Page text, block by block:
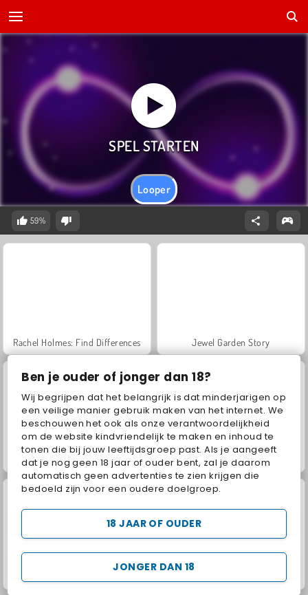
Ben je ouder of jonger dan 18?
Wij begrijpen dat het belangrijk is dat minderjarigen op
een veilige manier gebruik maken van het internet. We
beschouwen het ook als onze verantwoordelijkheid
om de website kindvriendelijk te maken en inhoud te
tonen die bij jouw leeftijdsgroep past. Als je aangeeft
dat je nog geen 18 jaar of ouder bent, zal je daarom
automatisch geen advertenties te zien krijgen die
bedoeld zijn voor een oudere doelgroep.
JONGER DAN 18
18 JAAR OF OUDER
Looper
59%
Rachel Holmes: Find Differences Jewel Garden Story
Juice Merge Grand Mahjong Connect